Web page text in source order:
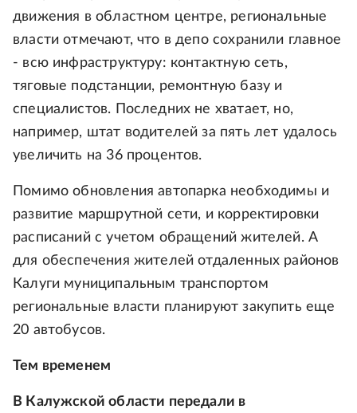
движения в областном центре, региональные
власти отмечают, что в депо сохранили главное
- всю инфраструктуру: контактную сеть,
тяговые подстанции, ремонтную базу и
специалистов. Последних не хватает, но,
например, штат водителей за пять лет удалось
увеличить на 36 процентов.
Помимо обновления автопарка необходимы и
развитие маршрутной сети, и корректировки
расписаний с учетом обращений жителей. А
для обеспечения жителей отдаленных районов
Калуги муниципальным транспортом
региональные власти планируют закупить еще
20 автобусов.
Тем временем
В Калужской области передали в